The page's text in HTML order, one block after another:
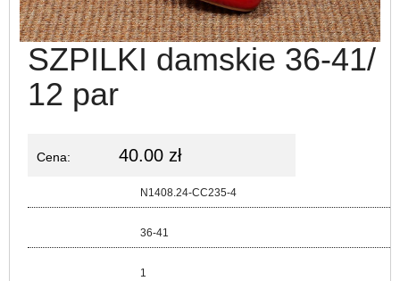
SZPILKI damskie 36-41/
12 par
Cena: 40.00 zł
N1408.24-CC235-4
36-41
1